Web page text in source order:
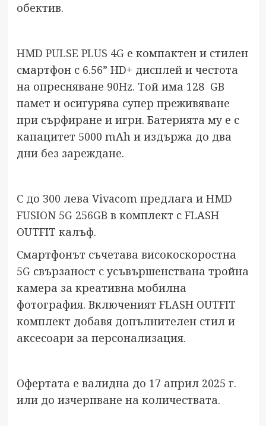
обектив.
HMD PULSE PLUS 4Gе компактен и стилен
смартфон с 6.56” HD+ дисплей и честота
на опресняване 90Hz. Той има 128 GB
памет и осигурява супер преживяване
при сърфиране и игри. Батерията му е с
капацитет 5000 mAh и издържа до два
дни без зареждане.
С до 300 лева Vivacom предлага и HMD
FUSION 5G 256GB в комплект с FLASH
OUTFIT калъф.
Смартфонът съчетава високоскоростна
5G свързаност с усъвършенствана тройна
камера за креативна мобилна
фотография. Включеният FLASH OUTFIT
комплект добавя допълнителен стил и
аксесоари за персонализация.
Офертата е валидна до 17 април 2025 г.
или до изчерпване на количествата.